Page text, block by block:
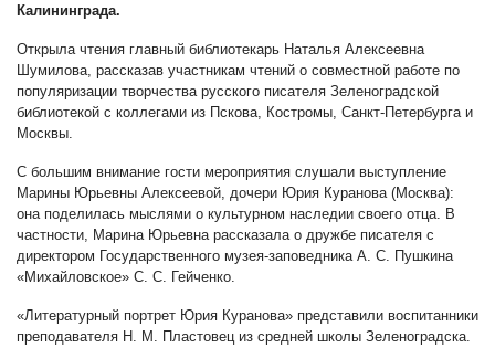
Калининграда.
Открыла чтения главный библиотекарь Наталья Алексеевна
Шумилова, рассказав участникам чтений о совместной работе по
популяризации творчества русского писателя Зеленоградской
библиотекой с коллегами из Пскова, Костромы, Санкт-Петербурга и
Москвы.
С большим внимание гости мероприятия слушали выступление
Марины Юрьевны Алексеевой, дочери Юрия Куранова (Москва):
она поделилась мыслями о культурном наследии своего отца. В
частности, Марина Юрьевна рассказала о дружбе писателя с
директором Государственного музея-заповедника А. С. Пушкина
«Михайловское» С. С. Гейченко.
«Литературный портрет Юрия Куранова» представили воспитанники
преподавателя Н. М. Пластовец из средней школы Зеленоградска.